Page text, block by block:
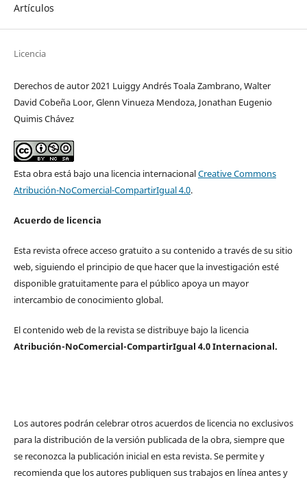
Artículos
Licencia
Derechos de autor 2021 Luiggy Andrés Toala Zambrano, Walter
David Cobeña Loor, Glenn Vinueza Mendoza, Jonathan Eugenio
Quimis Chávez
Esta obra está bajo una licencia internacionalCreative Commons
Atribución-NoComercial-CompartirIgual 4.0.
Acuerdo de licencia
Esta revista ofrece acceso gratuito a su contenido a través de su sitio
web, siguiendo el principio de que hacer que la investigación esté
disponible gratuitamente para el público apoya un mayor
intercambio de conocimiento global.
El contenido web de la revista se distribuye bajo la licencia
Atribución-NoComercial-CompartirIgual 4.0 Internacional.
Los autores podrán celebrar otros acuerdos de licencia no exclusivos
para la distribución de la versión publicada de la obra, siempre que
se reconozca la publicación inicial en esta revista. Se permite y
recomienda que los autores publiquen sus trabajos en línea antes y